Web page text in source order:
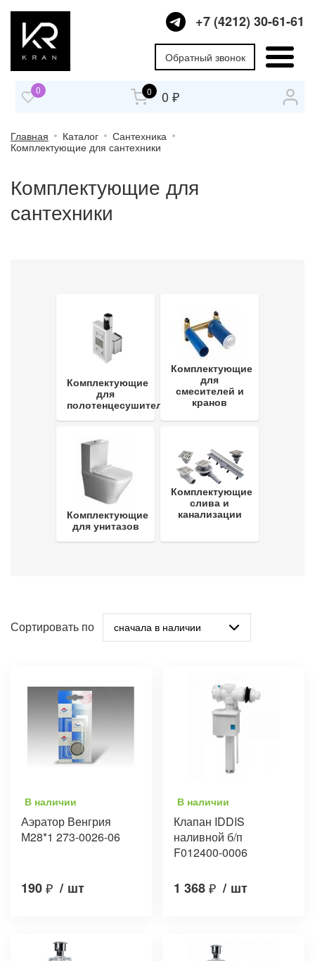
+7 (4212) 30-61-61
Обратный звонок
0 0 0 ₽
Главная Каталог
Сантехника
Комплектующие для сантехники
Комплектующие для
сантехники
Комплектующие
для
полотенцесушителей
Комплектующие
для
смесителей и
кранов
Комплектующие
для унитазов
Комплектующие
слива и
канализации
Сортировать по
В наличии
Аэратор Венгрия
М28*1 273-0026-06
190₽ / шт
В наличии
Клапан IDDIS
наливной б/п
F012400-0006
1 368₽ / шт